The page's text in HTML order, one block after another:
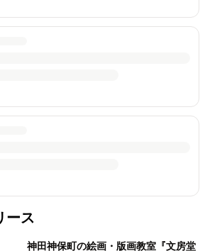
ース
神田神保町の絵画・版画教室『文房堂